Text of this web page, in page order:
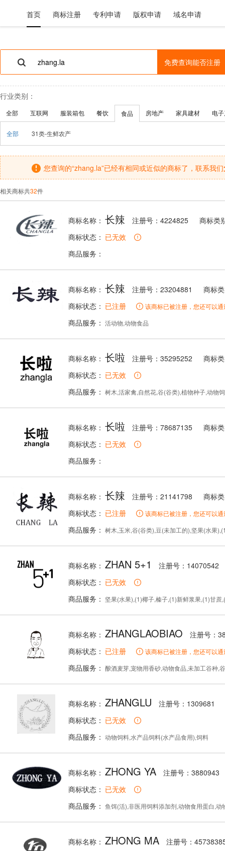
首页 商标注册 专利申请 版权申请 域名申请
免费查询能否注册
行业类别：
全部 互联网 服装箱包 餐饮 食品 房地产 家具建材 电
全部 31类-生鲜农产
您查询的“zhang.la”已经有相同或近似的商标了，联系我们
相关商标共32件
商标名称： 长辣 注册号：4224825
商标类
商标状态： 已无效
商品服务：
商标名称： 长辣 注册号：23204881
商标
商标状态： 已注册 该商标已被注册，您还可以
商品服务： 活动物,动物食品
商标名称： 长啦 注册号：35295252
商标
商标状态： 已无效
商品服务： 树木,活家禽,自然花,谷(谷类),植物种子,动物
商标名称： 长啦 注册号：78687135
商标
商标状态： 已无效
商品服务：
商标名称： 长辣 注册号：21141798
商标
商标状态： 已注册 该商标已被注册，您还可以
商品服务： 树木,玉米,谷(谷类),豆(未加工的),坚果(水果
商标名称： ZHAN 5+1
注册号：14070542
商标状态： 已无效
商品服务： 坚果(水果),(1)椰子,榛子,(1)新鲜浆果,(1)甘
商标名称： ZHANGLAOBIAO
注册号：
商标状态： 已注册 该商标已被注册，您还可以
商品服务： 酿酒麦芽,宠物用香砂,动物食品,未加工谷种,
商标名称： ZHANGLU
注册号：1309681
商标状态： 已无效
商品服务： 动物饲料,水产品饲料(水产品食用),饲料
商标名称： ZHONG YA
注册号：3880943
商标状态： 已无效
商品服务： 鱼饵(活),非医用饲料添加剂,动物食用蛋白,动物食
商标名称： ZHONG MA
注册号：